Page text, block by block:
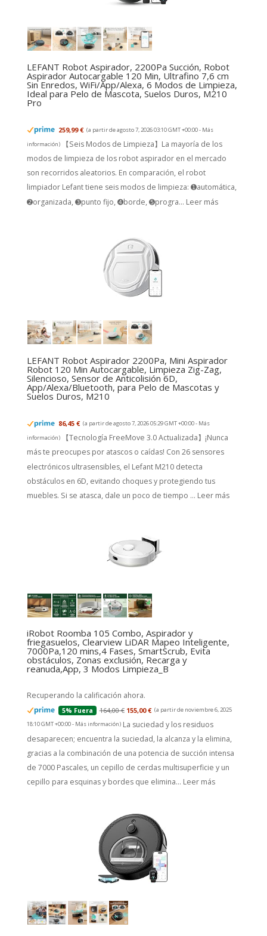
LEFANT Robot Aspirador, 2200Pa Succión, Robot
Aspirador Autocargable 120 Min, Ultrafino 7,6 cm
Sin Enredos, WiFi/App/Alexa, 6 Modos de Limpieza,
Ideal para Pelo de Mascota, Suelos Duros, M210
Pro
259,99 € (a partir de agosto 7, 2026 03:10 GMT +00:00 - Más
información)
【Seis Modos de Limpieza】La mayoría de los
modos de limpieza de los robot aspirador en el mercado
son recorridos aleatorios. En comparación, el robot
limpiador Lefant tiene seis modos de limpieza: ➊automática,
➋organizada, ➌punto fijo, ➍borde, ➎progra... Leer más
LEFANT Robot Aspirador 2200Pa, Mini Aspirador
Robot 120 Min Autocargable, Limpieza Zig-Zag,
Silencioso, Sensor de Anticolisión 6D,
App/Alexa/Bluetooth, para Pelo de Mascotas y
Suelos Duros, M210
86,45 € (a partir de agosto 7, 2026 05:29 GMT +00:00 - Más
información)
【Tecnología FreeMove 3.0 Actualizada】¡Nunca
más te preocupes por atascos o caídas! Con 26 sensores
electrónicos ultrasensibles, el Lefant M210 detecta
obstáculos en 6D, evitando choques y protegiendo tus
muebles. Si se atasca, dale un poco de tiempo ... Leer más
iRobot Roomba 105 Combo, Aspirador y
friegasuelos, Clearview LiDAR Mapeo Inteligente,
7000Pa,120 mins,4 Fases, SmartScrub, Evita
obstáculos, Zonas exclusión, Recarga y
reanuda,App, 3 Modos Limpieza_B
Recuperando la calificación ahora.
5% Fuera 164,00 € 155,00 € (a partir de noviembre 6, 2025
18:10 GMT +00:00 - Más información) La suciedad y los residuos
desaparecen; encuentra la suciedad, la alcanza y la elimina,
gracias a la combinación de una potencia de succión intensa
de 7000 Pascales, un cepillo de cerdas multisuperficie y un
cepillo para esquinas y bordes que elimina... Leer más